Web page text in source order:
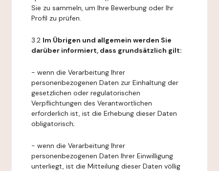
Sie zu sammeln, um Ihre Bewerbung oder Ihr
Profil zu prüfen.
3.2 Im Übrigen und allgemein werden Sie
darüber informiert, dass grundsätzlich gilt:
- wenn die Verarbeitung Ihrer
personenbezogenen Daten zur Einhaltung der
gesetzlichen oder regulatorischen
Verpflichtungen des Verantwortlichen
erforderlich ist, ist die Erhebung dieser Daten
obligatorisch;
- wenn die Verarbeitung Ihrer
personenbezogenen Daten Ihrer Einwilligung
unterliegt, ist die Mitteilung dieser Daten völlig